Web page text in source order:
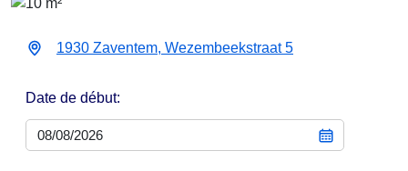
1930 Zaventem, Wezembeekstraat 5
Date de début: